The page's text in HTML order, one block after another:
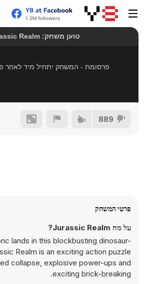
889
פרטי המשחק
על מה Jurassic Realm?
lands in this blockbusting dinosaur-
Realm is an exciting action puzzle
collapse, explosive power-ups and
exciting brick-breaking.